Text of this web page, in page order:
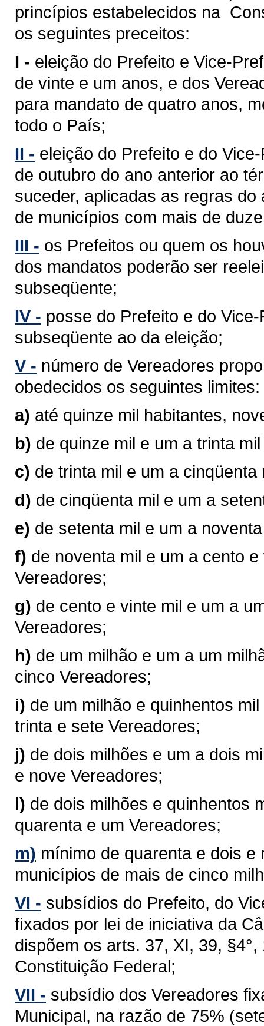
princípios estabelecidos na
os seguintes preceitos:
I - eleição do Prefeito e Vice-
de vinte e um anos, e dos
para mandato de quatro anos,
todo o País;
II - eleição do Prefeito e do
de outubro do ano anterior ao
suceder, aplicadas as regras
de municípios com mais de
III - os Prefeitos ou quem os
dos mandatos poderão ser
subseqüente;
IV - posse do Prefeito e do
subseqüente ao da eleição;
V - número de Vereadores
obedecidos os seguintes limites:
a) até quinze mil habitantes,
b) de quinze mil e um a trinta
c) de trinta mil e um a
d) de cinqüenta mil e um a
e) de setenta mil e um a
f) de noventa mil e um a cento
Vereadores;
g) de cento e vinte mil e um a
Vereadores;
h) de um milhão e um a um
cinco Vereadores;
i) de um milhão e quinhentos
trinta e sete Vereadores;
j) de dois milhões e um a dois
e nove Vereadores;
l) de dois milhões e quinhentos
quarenta e um Vereadores;
m) mínimo de quarenta e dois
municípios de mais de cinco
VI - subsídios do Prefeito, do
ﬁxados por lei de iniciativa da
dispõem os arts. 37, XI, 39,
Constituição Federal;
VII - subsídio dos Vereadores
Municipal, na razão de 75%